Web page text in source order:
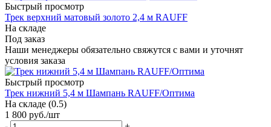
Быстрый просмотр
Трек верхний матовый золото 2,4 м RAUFF
На складе
Под заказ
Наши менеджеры обязательно свяжутся с вами и уточнят
условия заказа
Быстрый просмотр
Трек нижний 5,4 м Шампань RAUFF/Оптима
На складе (0.5)
1 800 руб./шт